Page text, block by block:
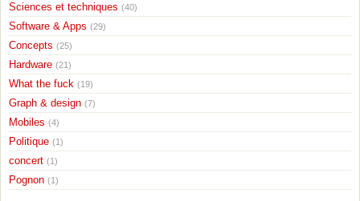
Sciences et techniques (40)
Software & Apps (29)
Concepts (25)
Hardware (21)
What the fuck (19)
Graph & design (7)
Mobiles (4)
Politique (1)
concert (1)
Pognon (1)